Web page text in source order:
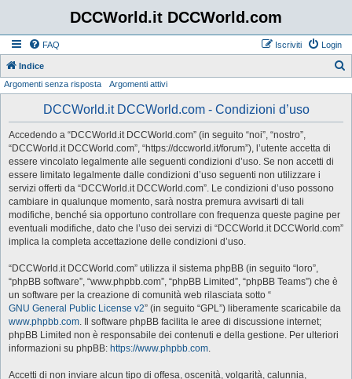
DCCWorld.it DCCWorld.com
FAQ Login
Iscriviti
Indice
Argomenti senza risposta Argomenti attivi
DCCWorld.it DCCWorld.com - Condizioni d’uso
Accedendo a “DCCWorld.it DCCWorld.com” (in seguito “noi”, “nostro”,
“DCCWorld.it DCCWorld.com”, “https://dccworld.it/forum”), l’utente accetta di
essere vincolato legalmente alle seguenti condizioni d’uso. Se non accetti di
essere limitato legalmente dalle condizioni d’uso seguenti non utilizzare i
servizi offerti da “DCCWorld.it DCCWorld.com”. Le condizioni d’uso possono
cambiare in qualunque momento, sarà nostra premura avvisarti di tali
modifiche, benché sia opportuno controllare con frequenza queste pagine per
eventuali modifiche, dato che l’uso dei servizi di “DCCWorld.it DCCWorld.com”
implica la completa accettazione delle condizioni d’uso.
“DCCWorld.it DCCWorld.com” utilizza il sistema phpBB (in seguito “loro”,
“phpBB software”, “www.phpbb.com”, “phpBB Limited”, “phpBB Teams”) che è
un software per la creazione di comunità web rilasciata sotto “
GNU General Public License v2” (in seguito “GPL”) liberamente scaricabile da
www.phpbb.com. Il software phpBB facilita le aree di discussione internet;
phpBB Limited non è responsabile dei contenuti e della gestione. Per ulteriori
informazioni su phpBB: https://www.phpbb.com.
Accetti di non inviare alcun tipo di offesa, oscenità, volgarità, calunnia,